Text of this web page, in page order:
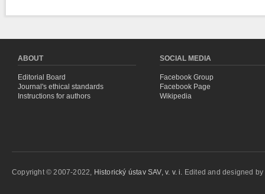
ABOUT
Editorial Board
Journal's ethical standards
Instructions for authors
SOCIAL MEDIA
Facebook Group
Facebook Page
Wikipedia
Copyright © 2007-2022, Historický ústav SAV, v. v. i. Edited and designed by